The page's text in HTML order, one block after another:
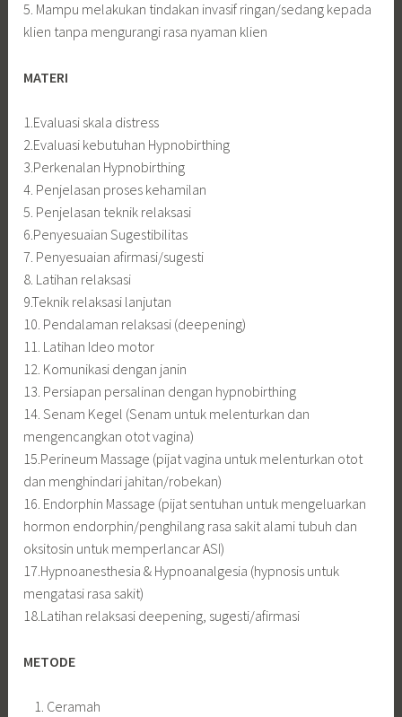
5. Mampu melakukan tindakan invasif ringan/sedang kepada
klien tanpa mengurangi rasa nyaman klien
MATERI
1.Evaluasi skala distress
2.Evaluasi kebutuhan Hypnobirthing
3.Perkenalan Hypnobirthing
4. Penjelasan proses kehamilan
5. Penjelasan teknik relaksasi
6.Penyesuaian Sugestibilitas
7. Penyesuaian afirmasi/sugesti
8. Latihan relaksasi
9.Teknik relaksasi lanjutan
10. Pendalaman relaksasi (deepening)
11. Latihan Ideo motor
12. Komunikasi dengan janin
13. Persiapan persalinan dengan hypnobirthing
14. Senam Kegel (Senam untuk melenturkan dan
mengencangkan otot vagina)
15.Perineum Massage (pijat vagina untuk melenturkan otot
dan menghindari jahitan/robekan)
16. Endorphin Massage (pijat sentuhan untuk mengeluarkan
hormon endorphin/penghilang rasa sakit alami tubuh dan
oksitosin untuk memperlancar ASI)
17.Hypnoanesthesia & Hypnoanalgesia (hypnosis untuk
mengatasi rasa sakit)
18.Latihan relaksasi deepening, sugesti/afirmasi
METODE
Ceramah